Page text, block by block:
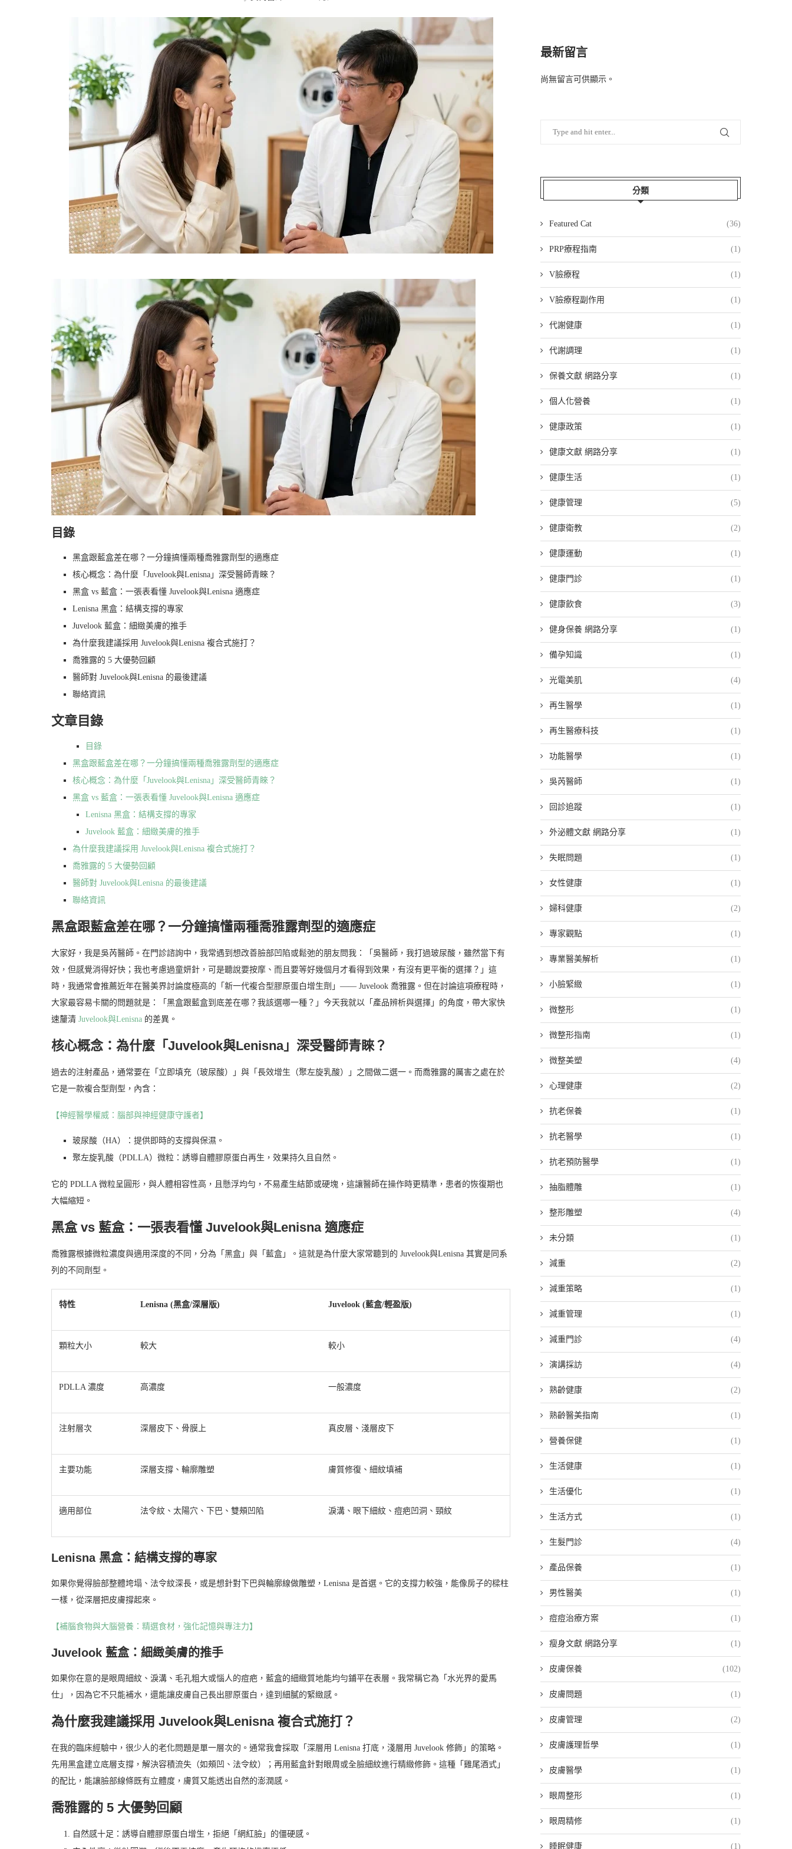
目錄
黑盒跟藍盒差在哪？一分鐘搞懂兩種喬雅露劑型的適應症
核心概念：為什麼「Juvelook與Lenisna」深受醫師青睞？
黑盒 vs 藍盒：一張表看懂 Juvelook與Lenisna 適應症
Lenisna 黑盒：結構支撐的專家
Juvelook 藍盒：細緻美膚的推手
為什麼我建議採用 Juvelook與Lenisna 複合式施打？
喬雅露的 5 大優勢回顧
醫師對 Juvelook與Lenisna 的最後建議
聯絡資訊
文章目錄
目錄
黑盒跟藍盒差在哪？一分鐘搞懂兩種喬雅露劑型的適應症
核心概念：為什麼「Juvelook與Lenisna」深受醫師青睞？
黑盒 vs 藍盒：一張表看懂 Juvelook與Lenisna 適應症
Lenisna 黑盒：結構支撐的專家
Juvelook 藍盒：細緻美膚的推手
為什麼我建議採用 Juvelook與Lenisna 複合式施打？
喬雅露的 5 大優勢回顧
醫師對 Juvelook與Lenisna 的最後建議
聯絡資訊
黑盒跟藍盒差在哪？一分鐘搞懂兩種喬雅露劑型的適應症
大家好，我是吳芮醫師。在門診諮詢中，我常遇到想改善臉部凹陷或鬆弛的朋友問我：「吳醫師，我打過玻尿酸，雖然當下有
效，但感覺消得好快；我也考慮過童妍針，可是聽說要按摩、而且要等好幾個月才看得到效果，有沒有更平衡的選擇？」這
時，我通常會推薦近年在醫美界討論度極高的「新一代複合型膠原蛋白增生劑」—— Juvelook 喬雅露。但在討論這項療程時，
大家最容易卡關的問題就是：「黑盒跟藍盒到底差在哪？我該選哪一種？」今天我就以「產品辨析與選擇」的角度，帶大家快
速釐清 Juvelook與Lenisna 的差異。
核心概念：為什麼「Juvelook與Lenisna」深受醫師青睞？
過去的注射產品，通常要在「立即填充（玻尿酸）」與「長效增生（聚左旋乳酸）」之間做二選一。而喬雅露的厲害之處在於
它是一款複合型劑型，內含：
【神經醫學權威：腦部與神經健康守護者】
玻尿酸（HA）：提供即時的支撐與保濕。
聚左旋乳酸（PDLLA）微粒：誘導自體膠原蛋白再生，效果持久且自然。
它的 PDLLA 微粒呈圓形，與人體相容性高，且懸浮均勻，不易產生結節或硬塊，這讓醫師在操作時更精準，患者的恢復期也
大幅縮短。
黑盒 vs 藍盒：一張表看懂 Juvelook與Lenisna 適應症
喬雅露根據微粒濃度與適用深度的不同，分為「黑盒」與「藍盒」。這就是為什麼大家常聽到的 Juvelook與Lenisna 其實是同系
列的不同劑型。
特性 Lenisna (黑盒/深層版) Juvelook (藍盒/輕盈版)
顆粒大小 較大 較小
PDLLA 濃度 高濃度 一般濃度
注射層次 深層皮下、骨膜上 真皮層、淺層皮下
主要功能 深層支撐、輪廓雕塑 膚質修復、細紋填補
適用部位 法令紋、太陽穴、下巴、雙頰凹陷 淚溝、眼下細紋、痘疤凹洞、頸紋
Lenisna 黑盒：結構支撐的專家
如果你覺得臉部整體垮塌、法令紋深長，或是想針對下巴與輪廓線做雕塑，Lenisna 是首選。它的支撐力較強，能像房子的樑柱
一樣，從深層把皮膚撐起來。
【補腦食物與大腦營養：精選食材，強化記憶與專注力】
Juvelook 藍盒：細緻美膚的推手
如果你在意的是眼周細紋、淚溝、毛孔粗大或惱人的痘疤，藍盒的細緻質地能均勻鋪平在表層。我常稱它為「水光界的愛馬
仕」，因為它不只能補水，還能讓皮膚自己長出膠原蛋白，達到細膩的緊緻感。
為什麼我建議採用 Juvelook與Lenisna 複合式施打？
在我的臨床經驗中，很少人的老化問題是單一層次的。通常我會採取「深層用 Lenisna 打底，淺層用 Juvelook 修飾」的策略。
先用黑盒建立底層支撐，解決容積流失（如頰凹、法令紋）；再用藍盒針對眼周或全臉細紋進行精緻修飾。這種「雞尾酒式」
的配比，能讓臉部線條既有立體度，膚質又能透出自然的澎潤感。
喬雅露的 5 大優勢回顧
自然感十足：誘導自體膠原蛋白增生，拒絕「網紅臉」的僵硬感。
最新留言
尚無留言可供顯示。
分類
Featured Cat (36)
PRP療程指南 (1)
V臉療程 (1)
V臉療程副作用 (1)
代謝健康 (1)
代謝調理 (1)
保養文獻 網路分享 (1)
個人化營養 (1)
健康政策 (1)
健康文獻 網路分享 (1)
健康生活 (1)
健康管理 (5)
健康衛教 (2)
健康運動 (1)
健康門診 (1)
健康飲食 (3)
健身保養 網路分享 (1)
備孕知識 (1)
光電美肌 (4)
再生醫學 (1)
再生醫療科技 (1)
功能醫學 (1)
吳芮醫師 (1)
回診追蹤 (1)
外泌體文獻 網路分享 (1)
失眠問題 (1)
女性健康 (1)
婦科健康 (2)
專家觀點 (1)
專業醫美解析 (1)
小臉緊緻 (1)
微整形 (1)
微整形指南 (1)
微整美塑 (4)
心理健康 (2)
抗老保養 (1)
抗老醫學 (1)
抗老預防醫學 (1)
抽脂體雕 (1)
整形雕塑 (4)
未分類 (1)
減重 (2)
減重策略 (1)
減重管理 (1)
減重門診 (4)
演講採訪 (4)
熟齡健康 (2)
熟齡醫美指南 (1)
營養保健 (1)
生活健康 (1)
生活優化 (1)
生活方式 (1)
生髮門診 (4)
產品保養 (1)
男性醫美 (1)
痘痘治療方案 (1)
瘦身文獻 網路分享 (1)
皮膚保養 (102)
皮膚問題 (1)
皮膚管理 (2)
皮膚護理哲學 (1)
皮膚醫學 (1)
眼周整形 (1)
眼周精修 (1)
睡眠健康 (1)